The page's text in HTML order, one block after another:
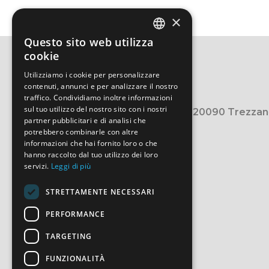
viale Leonardo Da Vinci, 285 - 20090
+39 0248422.1
info@origoni.it
×
Questo sito web utilizza
cookie
Utilizziamo i cookie per personalizzare
contenuti, annunci e per analizzare il nostro
traffico. Condividiamo inoltre informazioni
sul tuo utilizzo del nostro sito con i nostri
partner pubblicitari e di analisi che
potrebbero combinarle con altre
informazioni che hai fornito loro o che
hanno raccolto dal tuo utilizzo dei loro
servizi. Leggi di più
STRETTAMENTE NECESSARI
PERFORMANCE
TARGETING
FUNZIONALITÀ